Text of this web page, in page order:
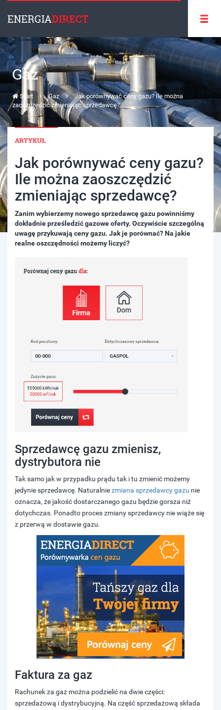
ENERGIADIRECT
Gaz
Start Gaz
Jak porównywać ceny gazu? Ile można
zaoszczędzić zmieniając sprzedawcę?
ARTYKUŁ
Jak porównywać ceny gazu?
Ile można zaoszczędzić
zmieniając sprzedawcę?
Zanim wybierzemy nowego sprzedawcę gazu powinniśmy
dokładnie prześledzić gazowe oferty. Oczywiście szczególną
uwagę przykuwają ceny gazu. Jak je porównać? Na jakie
realne oszczędności możemy liczyć?
Sprzedawcę gazu zmienisz,
dystrybutora nie
Tak samo jak w przypadku prądu tak i tu zmienić możemy
jedynie sprzedawcę. Naturalniezmiana sprzedawcy gazu nie
oznacza, że jakość dostarczanego gazu będzie gorsza niż
dotychczas. Ponadto proces zmiany sprzedawcy nie wiąże się
z przerwą w dostawie gazu.
Faktura za gaz
Rachunek za gaz można podzielić na dwie części:
sprzedażową i dystrybucyjną. Na część sprzedażową składa